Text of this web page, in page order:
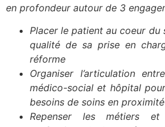
en profondeur autour de 3
Placer le patient au coeur du
qualité de sa prise en
réforme
Organiser l’articulation
médico-social et hôpital
besoins de soins en proximité
Repenser les métiers